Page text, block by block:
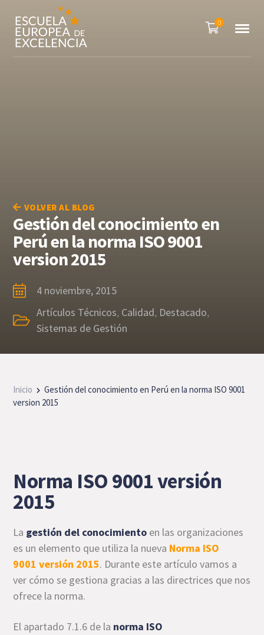
0
VOLVER AL BLOG
Gestión del conocimiento en
Perú en la norma ISO 9001
version 2015
4 noviembre, 2015
Artículos Técnicos, Calidad, Destacado,
Sistemas de Gestión
Inicio
Gestión del conocimiento en Perú en la norma ISO 9001
version 2015
Norma ISO 9001 versión
2015
La gestión del conocimiento en las organizaciones
es un elemento que utiliza la nueva Norma ISO
9001 versión 2015. Durante este artículo vamos a
ver cómo se gestiona gracias a las directrices que nos
ofrece la norma.
El apartado 7.1.6 de la norma ISO